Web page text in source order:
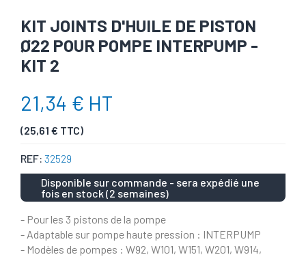
KIT JOINTS D'HUILE DE PISTON
Ø22 POUR POMPE INTERPUMP -
KIT 2
21,34 € HT
(25,61 € TTC)
REF: 32529
Disponible sur commande - sera expédié une
fois en stock (2 semaines)
- Pour les 3 pistons de la pompe
- Adaptable sur pompe haute pression : INTERPUMP
- Modèles de pompes : W92, W101, W151, W201, W914,